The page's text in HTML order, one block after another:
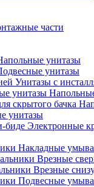
части
унитазы
унитазы
Унитазы с
унитазы
Электронные
Накладные
Врезные
Врезные
Подвесные